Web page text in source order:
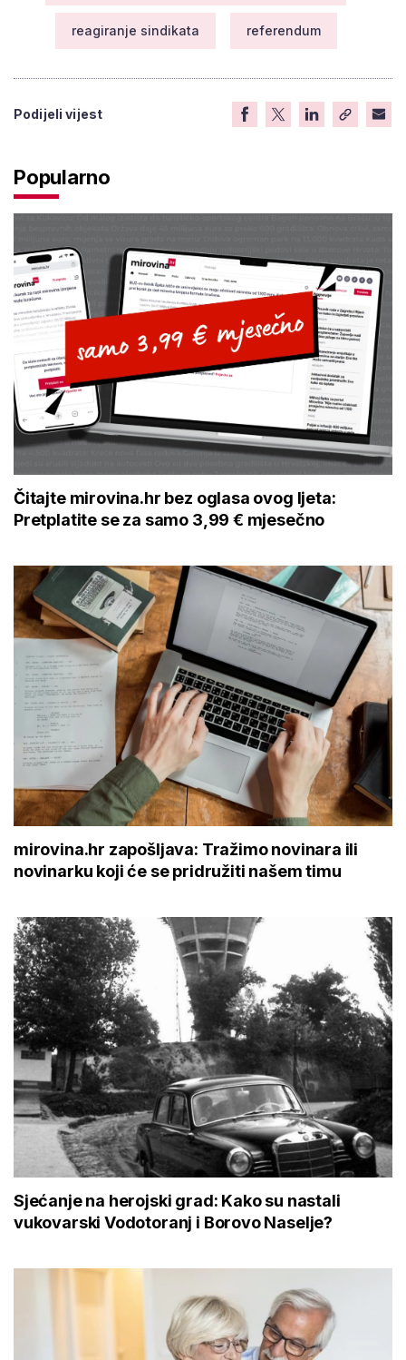
reagiranje sindikata referendum
Podijeli vijest
Popularno
Čitajte mirovina.hr bez oglasa ovog ljeta:
Pretplatite se za samo 3,99 € mjesečno
mirovina.hr zapošljava: Tražimo novinara ili
novinarku koji će se pridružiti našem timu
Sjećanje na herojski grad: Kako su nastali
vukovarski Vodotoranj i Borovo Naselje?